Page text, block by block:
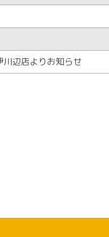
川辺店よりお知らせ